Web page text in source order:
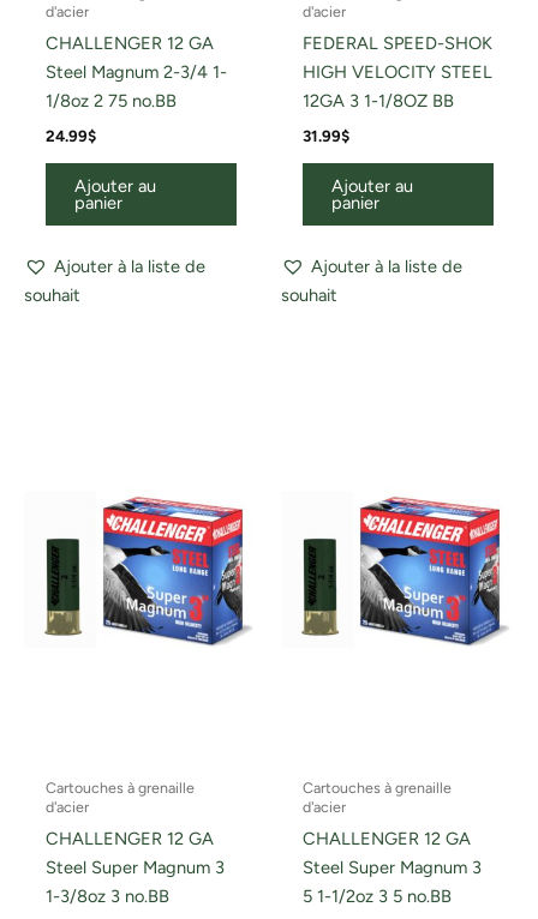
d'acier
CHALLENGER 12 GA
Steel Magnum 2-3/4 1-
1/8oz 2 75 no.BB
24.99$
Ajouter au
panier
Ajouter à la liste de
souhait
d'acier
FEDERAL SPEED-SHOK
HIGH VELOCITY STEEL
12GA 3 1-1/8OZ BB
31.99$
Ajouter au
panier
Ajouter à la liste de
souhait
Cartouches à grenaille
d'acier
CHALLENGER 12 GA
Steel Super Magnum 3
1-3/8oz 3 no.BB
Cartouches à grenaille
d'acier
CHALLENGER 12 GA
Steel Super Magnum 3
5 1-1/2oz 3 5 no.BB